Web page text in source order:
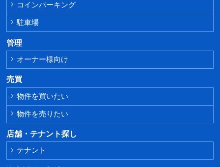
コインパーキング
駐車場
管理
オーナー様向け
売買
物件を買いたい
物件を売りたい
店舗・テナント探し
テナント